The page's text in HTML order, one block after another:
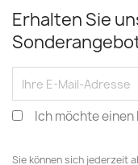
Erhalten Sie
Ich möchte
Sie können sich jederzeit